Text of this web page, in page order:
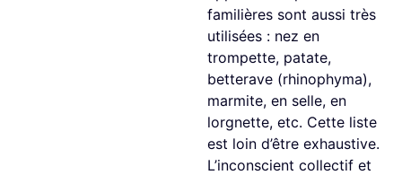
familières sont aussi très
utilisées : nez en
trompette, patate,
betterave (rhinophyma),
marmite, en selle, en
lorgnette, etc. Cette liste
est loin d’être exhaustive.
L’inconscient collectif et